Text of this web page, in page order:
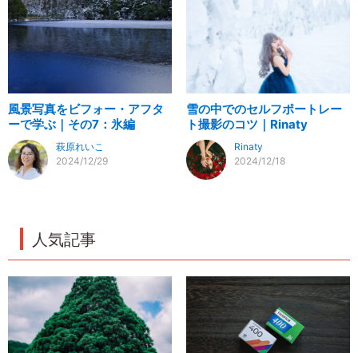
風景写真をビフォー・アフタ
ーで学ぶ｜その7：氷編
萩原れいこ
2024/12/29
雪の中でのセルフポートレー
ト撮影のコツ｜Rinaty
Rinaty
2024/12/18
人気記事